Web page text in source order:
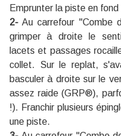
Emprunter la piste en
2- Au carrefour ''Combe
grimper à droite le
lacets et passages
collet. Sur le replat,
basculer à droite sur le
assez raide (GRP®),
!). Franchir plusieurs
une piste.